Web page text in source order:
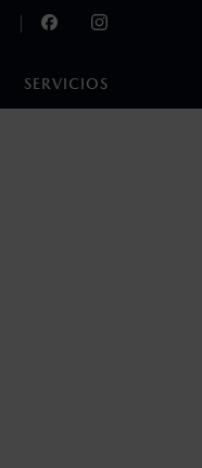
SERVICIOS